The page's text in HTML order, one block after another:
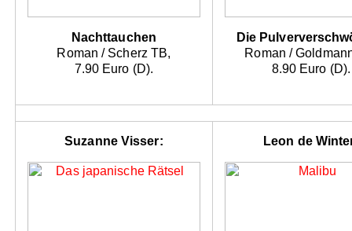
Nachttauchen
Roman / Scherz TB,
7.90 Euro (D).
Die
Roman /
8.90 Euro (D).
Suzanne Visser: Leon de